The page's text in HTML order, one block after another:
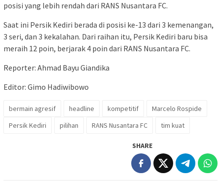
posisi yang lebih rendah dari RANS Nusantara FC.
Saat ini Persik Kediri berada di posisi ke-13 dari 3 kemenangan,
3 seri, dan 3 kekalahan. Dari raihan itu, Persik Kediri baru bisa
meraih 12 poin, berjarak 4 poin dari RANS Nusantara FC.
Reporter: Ahmad Bayu Giandika
Editor: Gimo Hadiwibowo
bermain agresif headline kompetitif
Marcelo Rospide
Persik Kediri
pilihan RANS Nusantara FC tim kuat
SHARE